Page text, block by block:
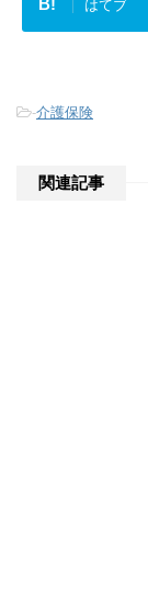
はてブ
-介護保険
関連記事